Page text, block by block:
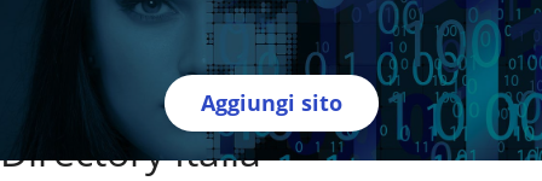
Aggiungi sito
Directory Italia